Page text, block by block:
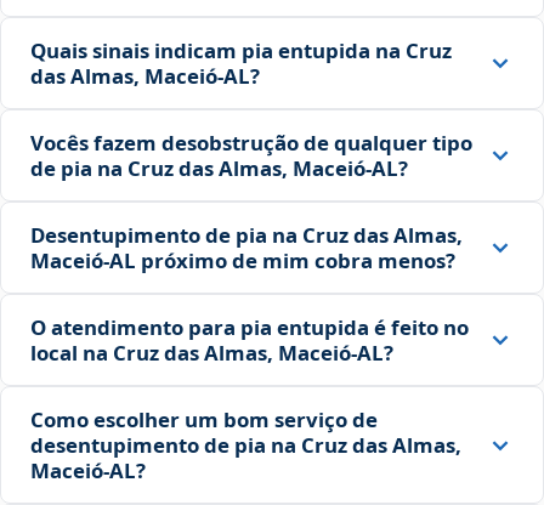
Quais sinais indicam pia entupida na Cruz
das Almas, Maceió‑AL?
Vocês fazem desobstrução de qualquer tipo
de pia na Cruz das Almas, Maceió‑AL?
Desentupimento de pia na Cruz das Almas,
Maceió‑AL próximo de mim cobra menos?
O atendimento para pia entupida é feito no
local na Cruz das Almas, Maceió‑AL?
Como escolher um bom serviço de
desentupimento de pia na Cruz das Almas,
Maceió‑AL?